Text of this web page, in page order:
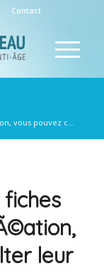
Contact
vous pouvez c...
fiches
leur